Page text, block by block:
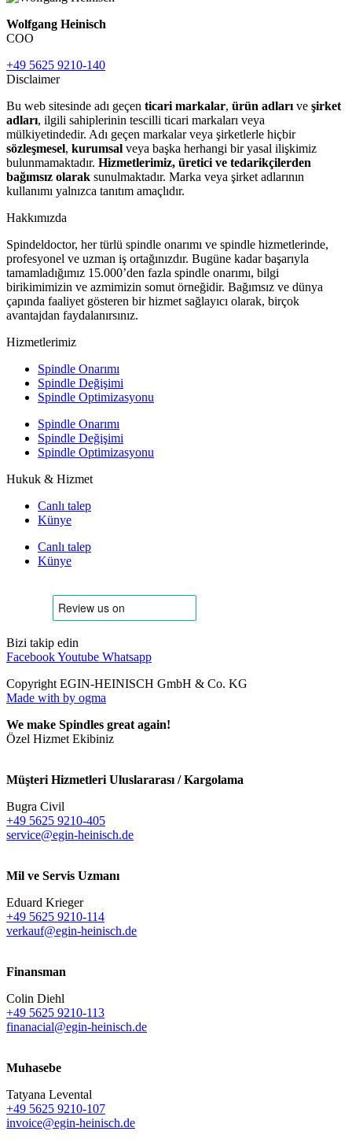
Wolfgang Heinisch
COO
+49 5625 9210-140
Disclaimer
Bu web sitesinde adı geçen ticari markalar, ürün adları ve şirket
adları, ilgili sahiplerinin tescilli ticari markaları veya
mülkiyetindedir. Adı geçen markalar veya şirketlerle hiçbir
sözleşmesel, kurumsal veya başka herhangi bir yasal ilişkimiz
bulunmamaktadır. Hizmetlerimiz, üretici ve tedarikçilerden
bağımsız olarak sunulmaktadır. Marka veya şirket adlarının
kullanımı yalnızca tanıtım amaçlıdır.
Hakkımızda
Spindeldoctor, her türlü spindle onarımı ve spindle hizmetlerinde,
profesyonel ve uzman iş ortağınızdır. Bugüne kadar başarıyla
tamamladığımız 15.000’den fazla spindle onarımı, bilgi
birikimimizin ve azmimizin somut örneğidir. Bağımsız ve dünya
çapında faaliyet gösteren bir hizmet sağlayıcı olarak, birçok
avantajdan faydalanırsınız.
Hizmetlerimiz
Spindle Onarımı
Spindle Değişimi
Spindle Optimizasyonu
Spindle Onarımı
Spindle Değişimi
Spindle Optimizasyonu
Hukuk & Hizmet
Canlı talep
Künye
Canlı talep
Künye
Bizi takip edin
FacebookYoutube Whatsapp
Copyright EGIN-HEINISCH GmbH & Co. KG
Made with by ogma
We make Spindles great again!
Özel Hizmet Ekibiniz
Müşteri Hizmetleri Uluslararası / Kargolama
Bugra Civil
+49 5625 9210-405
service@egin-heinisch.de
Mil ve Servis Uzmanı
Eduard Krieger
+49 5625 9210-114
verkauf@egin-heinisch.de
Finansman
Colin Diehl
+49 5625 9210-113
finanacial@egin-heinisch.de
Muhasebe
Tatyana Levental
+49 5625 9210-107
invoice@egin-heinisch.de